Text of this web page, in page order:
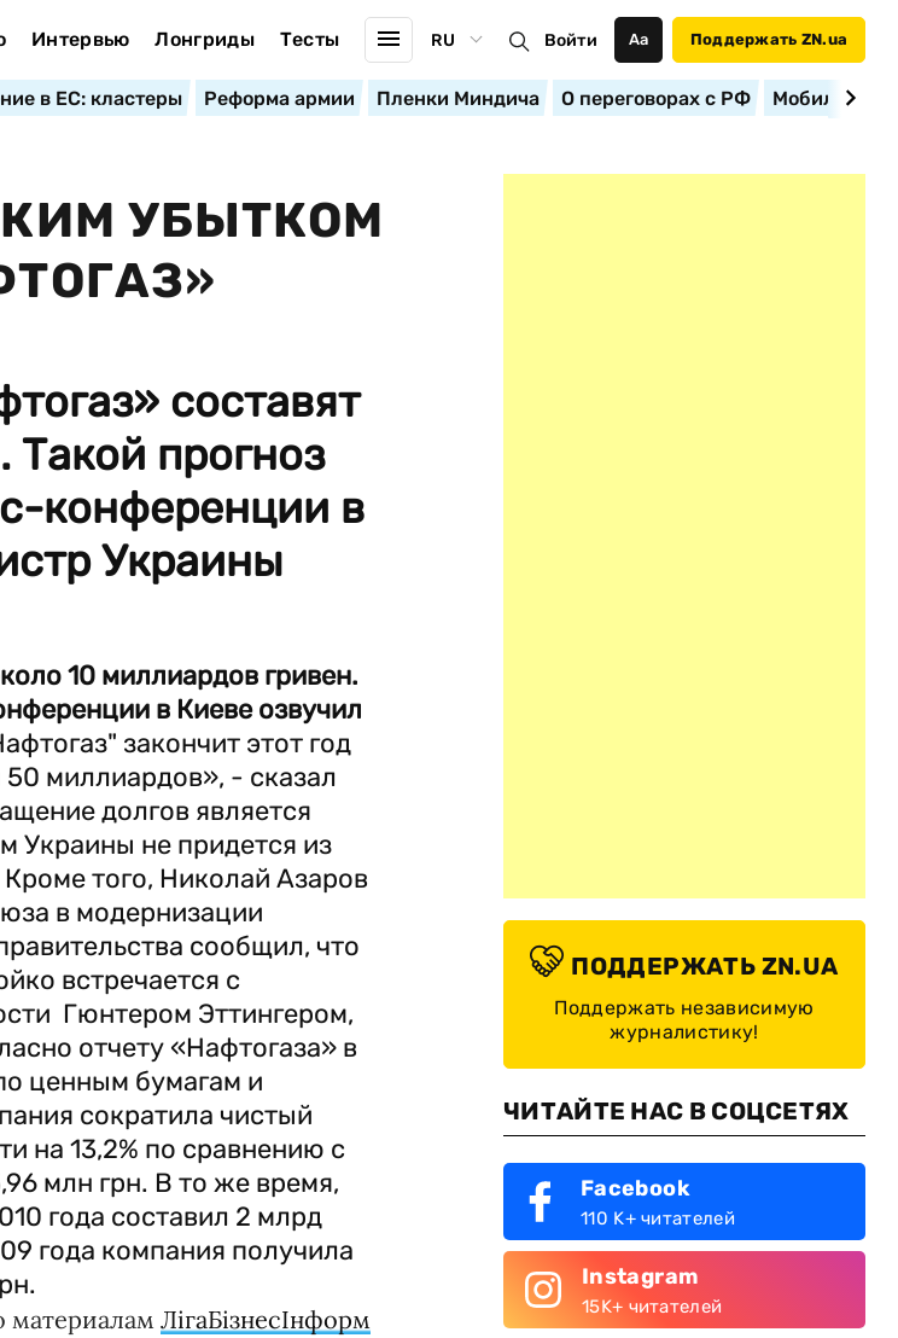
Интервью Лонгриды Тесты RU Войти Аа Поддержать ZN.ua
в ЕС: кластеры Реформа армии Пленки Миндича О переговорах с РФ
УБЫТКОМ
составят
Такой прогноз
конференции в
Украины
10 миллиардов гривен.
в Киеве озвучил
закончит этот год
миллиардов», - сказал
долгов является
Украины не придется из
того, Николай Азаров
в модернизации
сообщил, что
встречается с
Гюнтером Эттингером,
отчету «Нафтогаза» в
ценным бумагам и
сократила чистый
на 13,2% по сравнению с
млн грн. В то же время,
года составил 2 млрд
года компания получила
материаламЛігаБізнесІнформ
ПОДДЕРЖАТЬ ZN.UA
Поддержать независимую
журналистику!
ЧИТАЙТЕ НАС В СОЦСЕТЯХ
Facebook
110 K+ читателей
Instagram
15K+ читателей